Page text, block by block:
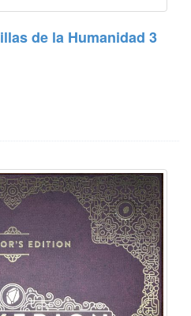
de la Humanidad 3